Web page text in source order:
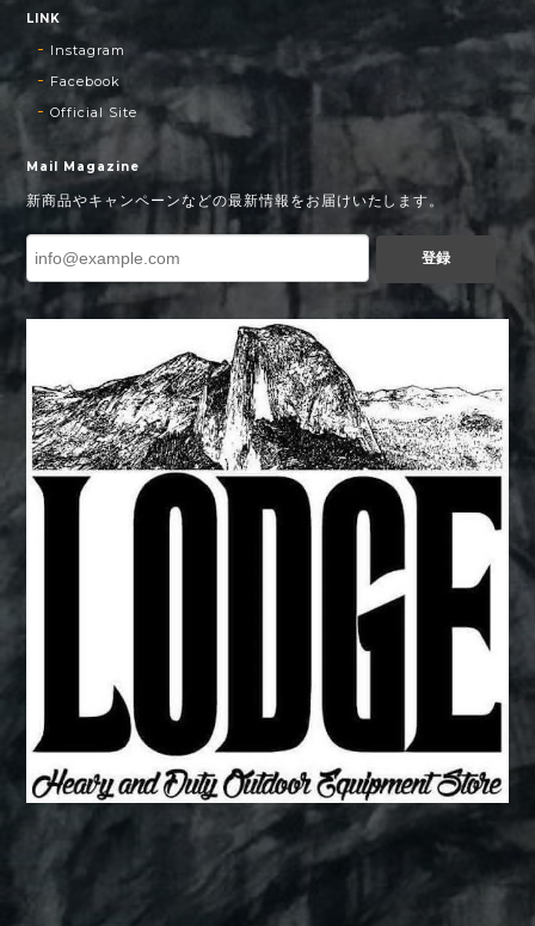
LINK
Instagram
Facebook
Official Site
Mail Magazine
新商品やキャンペーンなどの最新情報をお届けいたします。
登録